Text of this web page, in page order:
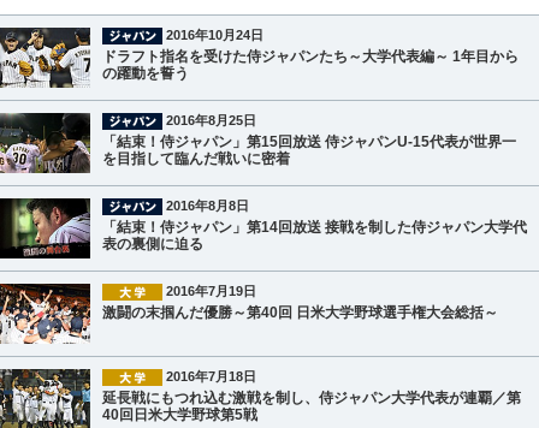
2016年10月24日
ドラフト指名を受けた侍ジャパンたち～大学代表編～ 1年目から
の躍動を誓う
2016年8月25日
「結束！侍ジャパン」第15回放送 侍ジャパンU-15代表が世界一
を目指して臨んだ戦いに密着
2016年8月8日
「結束！侍ジャパン」第14回放送 接戦を制した侍ジャパン大学代
表の裏側に迫る
2016年7月19日
激闘の末掴んだ優勝～第40回 日米大学野球選手権大会総括～
2016年7月18日
延長戦にもつれ込む激戦を制し、侍ジャパン大学代表が連覇／第
40回日米大学野球第5戦